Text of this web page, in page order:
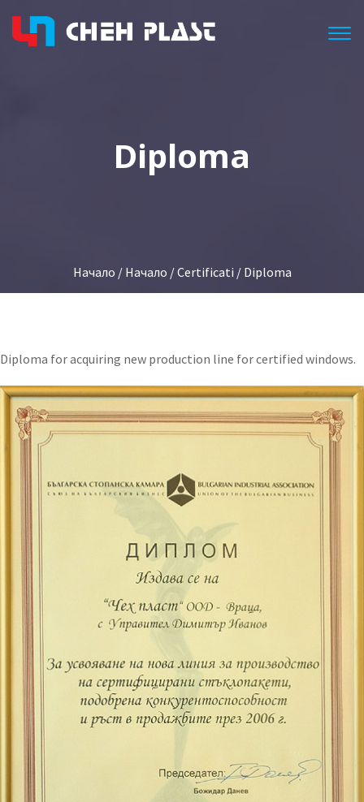
Diploma
Начало / Начало /Certificati / Diploma
Diploma for acquiring new production line for certified windows.